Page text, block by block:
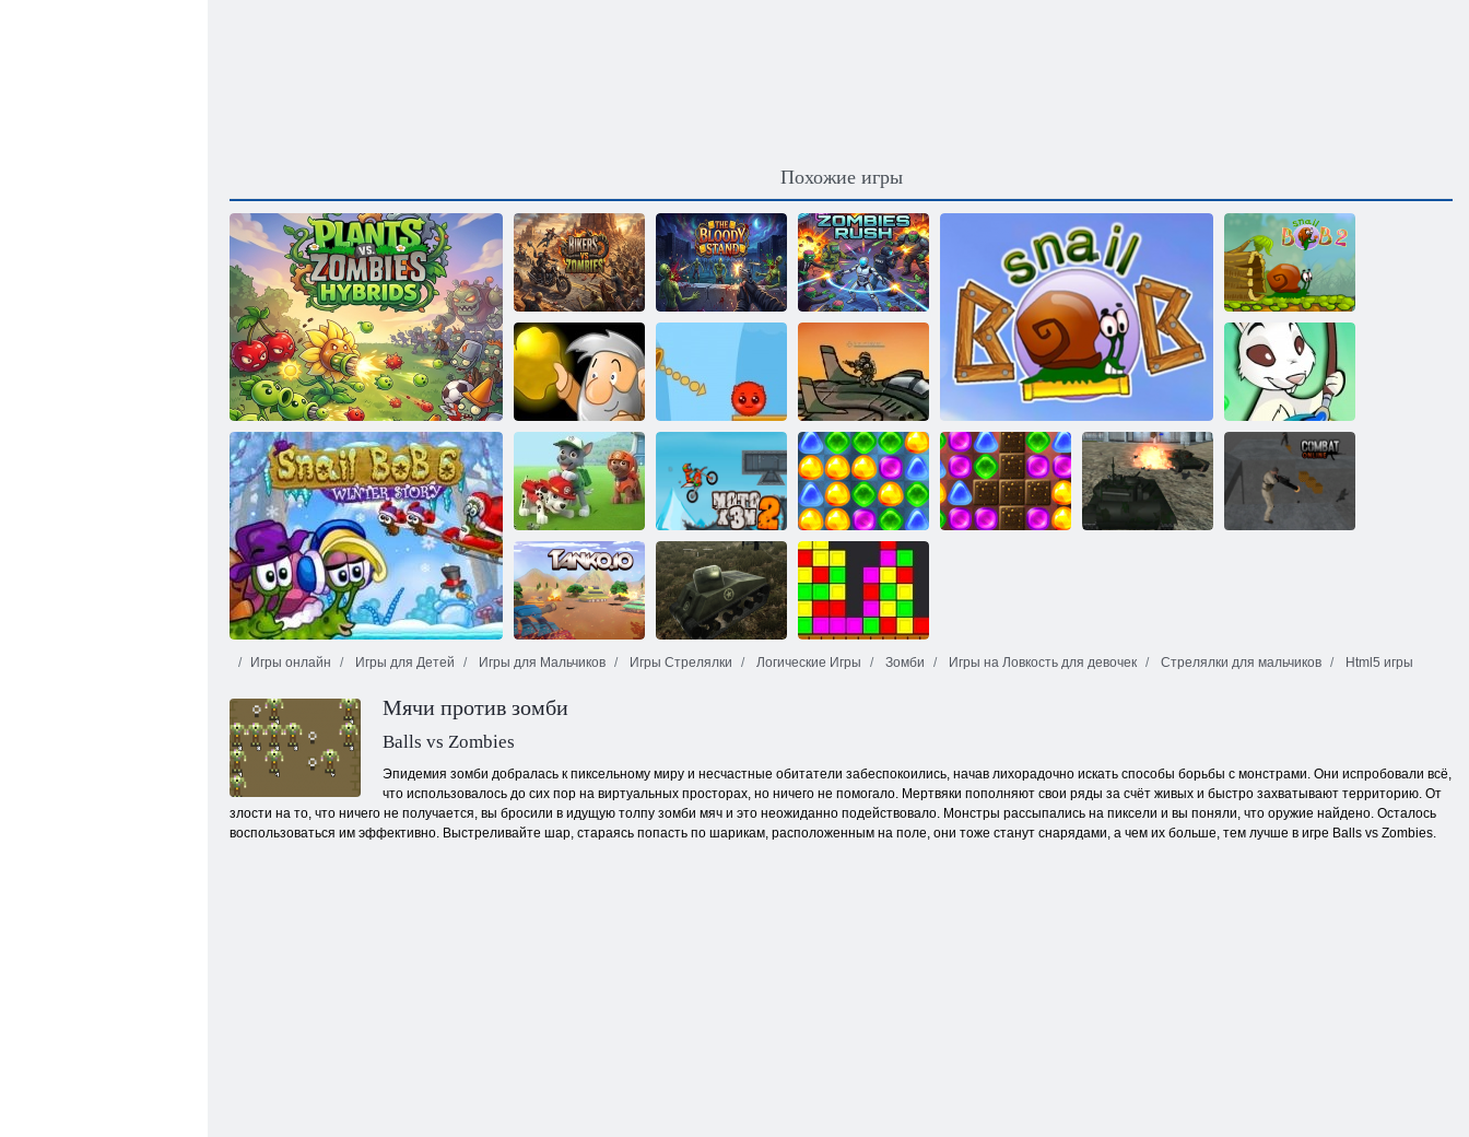
Похожие игры
Растения против зомби Гибриды
Байкеры
против зомби
Кровавое
противостояние
Зомби
лихорадка
Улитка Боб 2
Золотоискатель
Красный и
Зеленый 2
Улитка Боб 6: Зимняя сказка
Герои ударного
отряда 1
Пасхальный
шар
Щенячий
патруль: Щенки
спасают своих
друзей!
Мото экстрим
2
Назад в
Конфетную
страну: Эпизод
Танк.ио
Игры онлайн Игры для Детей Игры для Мальчиков Игры Стрелялки Логические Игры Зомби Игры на Ловкость для девочек Стрелялки для мальчиков Html5 игры
Мячи против зомби
Balls vs Zombies
Эпидемия зомби добралась к пиксельному миру и несчастные обитатели забеспокоились, начав лихорадочно искать способы борьбы с монстрами. Они испробовали всё,
что использовалось до сих пор на виртуальных просторах, но ничего не помогало. Мертвяки пополняют свои ряды за счёт живых и быстро захватывают территорию. От
злости на то, что ничего не получается, вы бросили в идущую толпу зомби мяч и это неожиданно подействовало. Монстры рассыпались на пиксели и вы поняли, что оружие найдено. Осталось
воспользоваться им эффективно. Выстреливайте шар, стараясь попасть по шарикам, расположенным на поле, они тоже станут снарядами, а чем их больше, тем лучше в игре Balls vs Zombies.